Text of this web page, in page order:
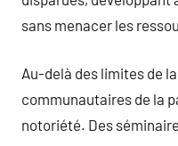
sans menacer les
Au-delà des limites de
communautaires de la
notoriété. Des